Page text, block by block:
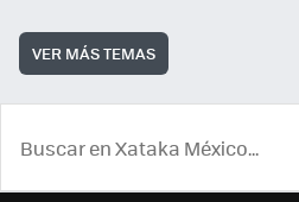
VER MÁS TEMAS